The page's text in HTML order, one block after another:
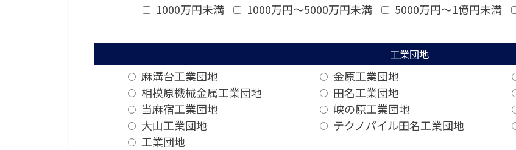
1000万円未満 1000万円～5000万円未満 5000万円～1億円未満
工業団地
麻溝台工業団地 金原工業団地
相模原機械金属工業団地
田名工業団地
当麻宿工業団地
峡の原工業団地
大山工業団地
テクノパイル田名工業団地
工業団地